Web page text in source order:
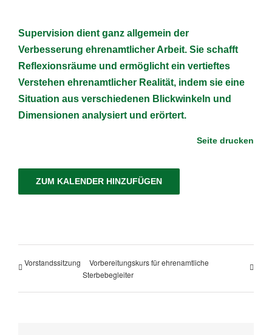
Supervision dient ganz allgemein der
Verbesserung ehrenamtlicher Arbeit. Sie schafft
Reflexionsräume und ermöglicht ein vertieftes
Verstehen ehrenamtlicher Realität, indem sie eine
Situation aus verschiedenen Blickwinkeln und
Dimensionen analysiert und erörtert.
Seite drucken
ZUM KALENDER HINZUFÜGEN
Vorstandssitzung
Vorbereitungskurs für ehrenamtliche
Sterbebegleiter